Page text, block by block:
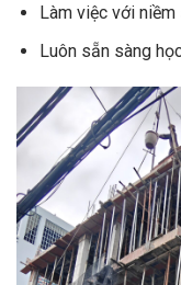
Làm việc với niềm
Luôn sẵn sàng